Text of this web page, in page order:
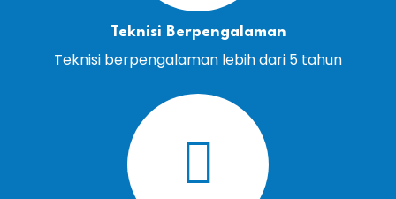
Teknisi Berpengalaman
Teknisi berpengalaman lebih dari 5 tahun